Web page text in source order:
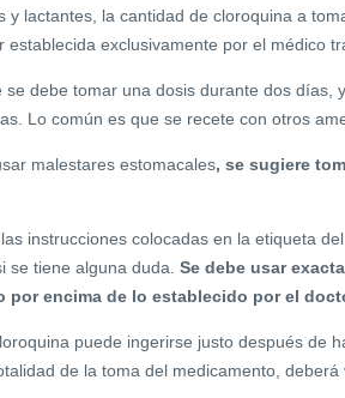
y lactantes, la cantidad de cloroquina a
exclusivamente por el médico
debe tomar una dosis durante dos días,
Lo común es que se recete con otros
malestares estomacales, se sugiere
instrucciones colocadas en la etiqueta
se tiene alguna duda. Se debe usar
por encima de lo establecido por el
puede ingerirse justo después de
de la toma del medicamento,